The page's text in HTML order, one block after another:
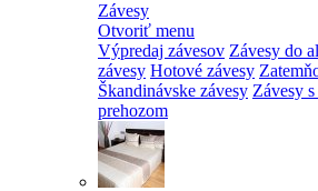
Závesy
Otvoriť menu
Výpredaj závesov Závesy do
závesy Hotové závesy
Škandinávske závesy Závesy
prehozom